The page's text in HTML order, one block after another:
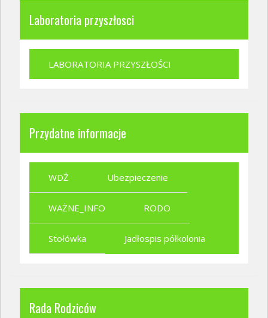
Laboratoria przyszłosci
LABORATORIA PRZYSZŁOŚCI
Przydatne informacje
WDŻ Ubezpieczenie
WAŻNE_INFO RODO
Stołówka Jadłospis półkolonia
Rada Rodziców